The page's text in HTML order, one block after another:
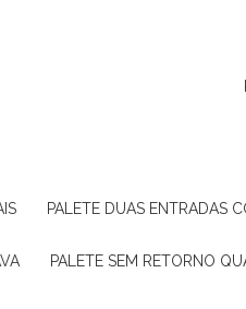
PALETE DUAS ENTRADAS
PALETE SEM RETORNO